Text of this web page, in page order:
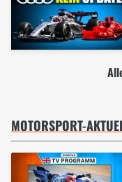
MOTORSPORT-